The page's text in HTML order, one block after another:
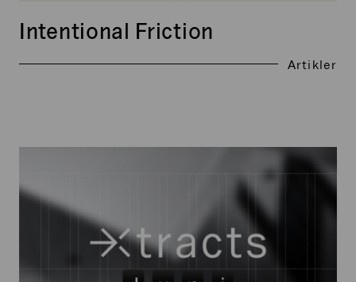
Artikler
Intentional Friction
2026